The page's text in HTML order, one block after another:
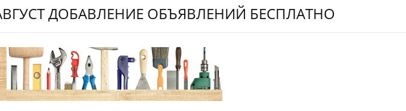
ДОБАВЛЕНИЕ ОБЪЯВЛЕНИЙ БЕСПЛАТНО